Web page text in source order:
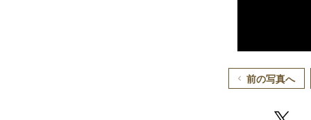
前の写真へ